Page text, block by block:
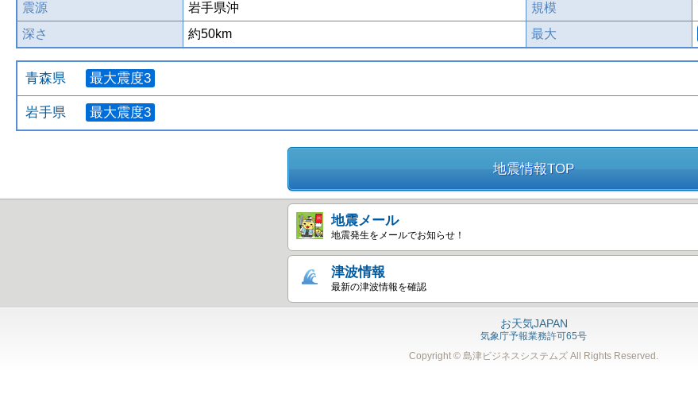
震源 岩手県沖 規模
深さ
約50km 最大
青森県 最大震度3
岩手県 最大震度3
地震情報TOP
地震メール
地震発生をメールでお知らせ！
津波情報
最新の津波情報を確認
お天気JAPAN
気象庁予報業務許可65号
Copyright © 島津ビジネスシステムズ All Rights Reserved.